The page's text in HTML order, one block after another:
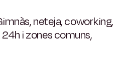
neteja, coworking,
i zones comuns,